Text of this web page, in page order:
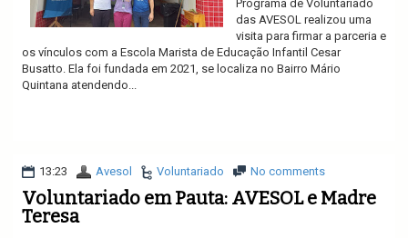
Programa de Voluntariado
das AVESOL realizou uma
visita para firmar a parceria e
os vínculos com a Escola Marista de Educação Infantil Cesar
Busatto. Ela foi fundada em 2021, se localiza no Bairro Mário
Quintana atendendo...
13:23 Avesol Voluntariado No comments
Voluntariado em Pauta: AVESOL e Madre
Teresa